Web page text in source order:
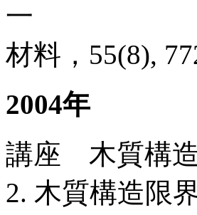
一
材料，55(8),
2004年
講座 木質構
2. 木質構造限